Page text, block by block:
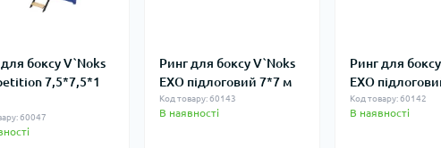
боксу V`Noks
7,5*7,5*1
60047
Ринг для боксу V`Noks
EXO підлоговий 7*7 м
Код товару: 60143
В наявності
Ринг для
EXO
Код товару: 60142
В наявності